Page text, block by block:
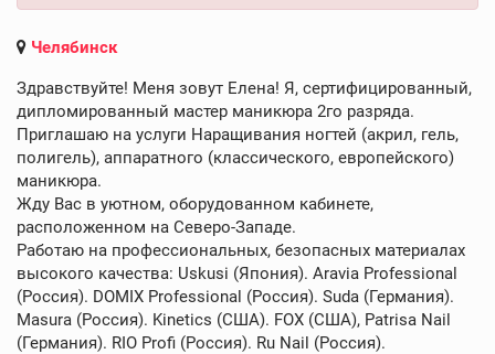
Челябинск
Здравствуйте! Меня зовут Елена! Я, сертифицированный,
дипломированный мастер маникюра 2го разряда.
Приглашаю на услуги Наращивания ногтей (акрил, гель,
полигель), аппаратного (классического, европейского)
маникюра.
Жду Вас в уютном, оборудованном кабинете,
расположенном на Северо-Западе.
Работаю на профессиональных, безопасных материалах
высокого качества: Uskusi (Япония). Aravia Professional
(Россия). DOMIX Professional (Россия). Suda (Германия).
Masura (Россия). Kinetics (США). FOX (США), Patrisa Nail
(Германия). RIO Profi (Россия). Ru Nail (Россия).